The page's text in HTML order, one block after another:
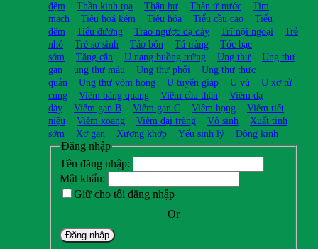
đệm
Thần kinh tọa Thận hư Thận ứ nước
Tim
mạch
Tiêu hoá kém Tiêu hóa Tiểu cầu cao
Tiểu
đêm
Tiểu đường Trào ngược dạ dày Trĩ nội ngoại
Trẻ
nhỏ
Trẻ sơ sinh Táo bón Tá tràng
Tóc bạc
sớm
Tăng cân U nang buồng trứng Ung thư
Ung thư
gan
ung thư máu Ung thư phổi
Ung thư thực
quản
Ung thư vòm họng U tuyến giáp U vú
U xơ tử
cung
Viêm bàng quang Viêm cầu thận
Viêm dạ
dày
Viêm gan B Viêm gan C Viêm họng
Viêm tiết
niệu
Viêm xoang Viêm đại tràng Vô sinh
Xuất tinh
sớm
Xơ gan Xương khớp Yếu sinh lý Động kinh
Đăng nhập
Tên đăng nhập:
Mật khẩu:
Giữ cho tôi đăng nhập
Or
Đăng nhập